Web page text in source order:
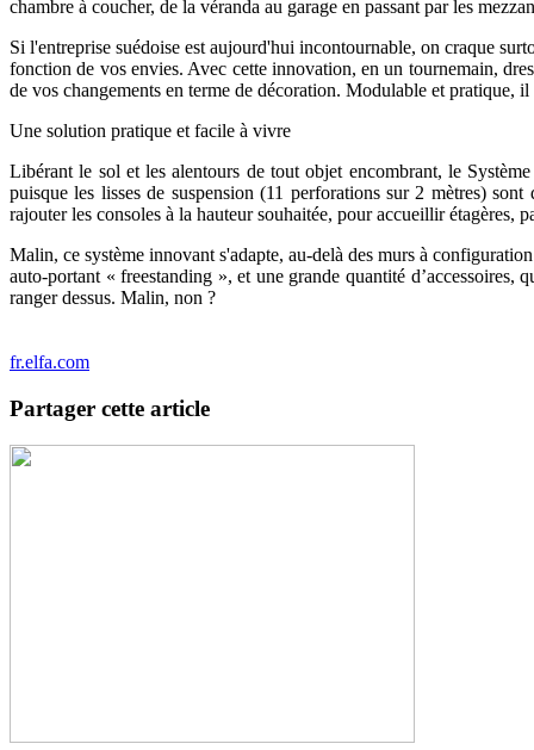
chambre à coucher, de la véranda au garage en passant par les
Si l'entreprise suédoise est aujourd'hui incontournable, on craque
fonction de vos envies. Avec cette innovation, en un tournemain,
de vos changements en terme de décoration. Modulable et pratique,
Une solution pratique et facile à vivre
Libérant le sol et les alentours de tout objet encombrant, le
puisque les lisses de suspension (11 perforations sur 2 mètres)
rajouter les consoles à la hauteur souhaitée, pour accueillir étagères,
Malin, ce système innovant s'adapte, au-delà des murs à
auto-portant « freestanding », et une grande quantité
ranger dessus. Malin, non ?
fr.elfa.com
Partager cette article